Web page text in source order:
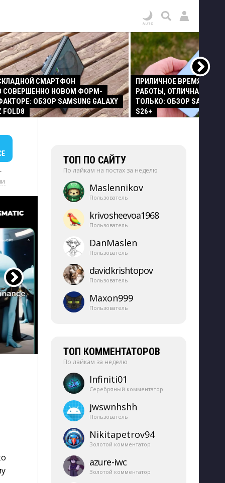
СМАРТФОН
СОВЕРШЕННО НОВОМ ФОРМ-
ОБЗОР SAMSUNG GALAXY
FOLD8
ПРИЛИЧНОЕ ВРЕМЯ
РАБОТЫ, ОТЛИЧНАЯ
ТОЛЬКО: ОБЗОР SAMSUNG
S26+
ТОП ПО САЙТУ
По лайкам на постах за неделю
Maslennikov
Пользователь
krivosheevoa1968
Пользователь
DanMaslen
Пользователь
davidkrishtopov
Пользователь
Maxon999
Пользователь
ТОП КОММЕНТАТОРОВ
По лайкам за неделю
Infiniti01
Серебряный комментатор
jwswnhshh
Пользователь
Nikitapetrov94
Золотой комментатор
azure-​iwc
Золотой комментатор